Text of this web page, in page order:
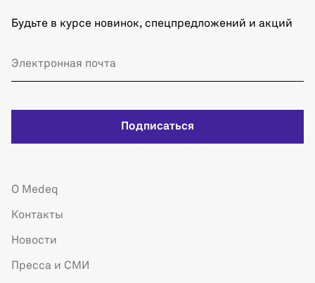
Будьте в курсе новинок, спецпредложений и акций
Подписаться
О Medeq
Контакты
Новости
Пресса и СМИ